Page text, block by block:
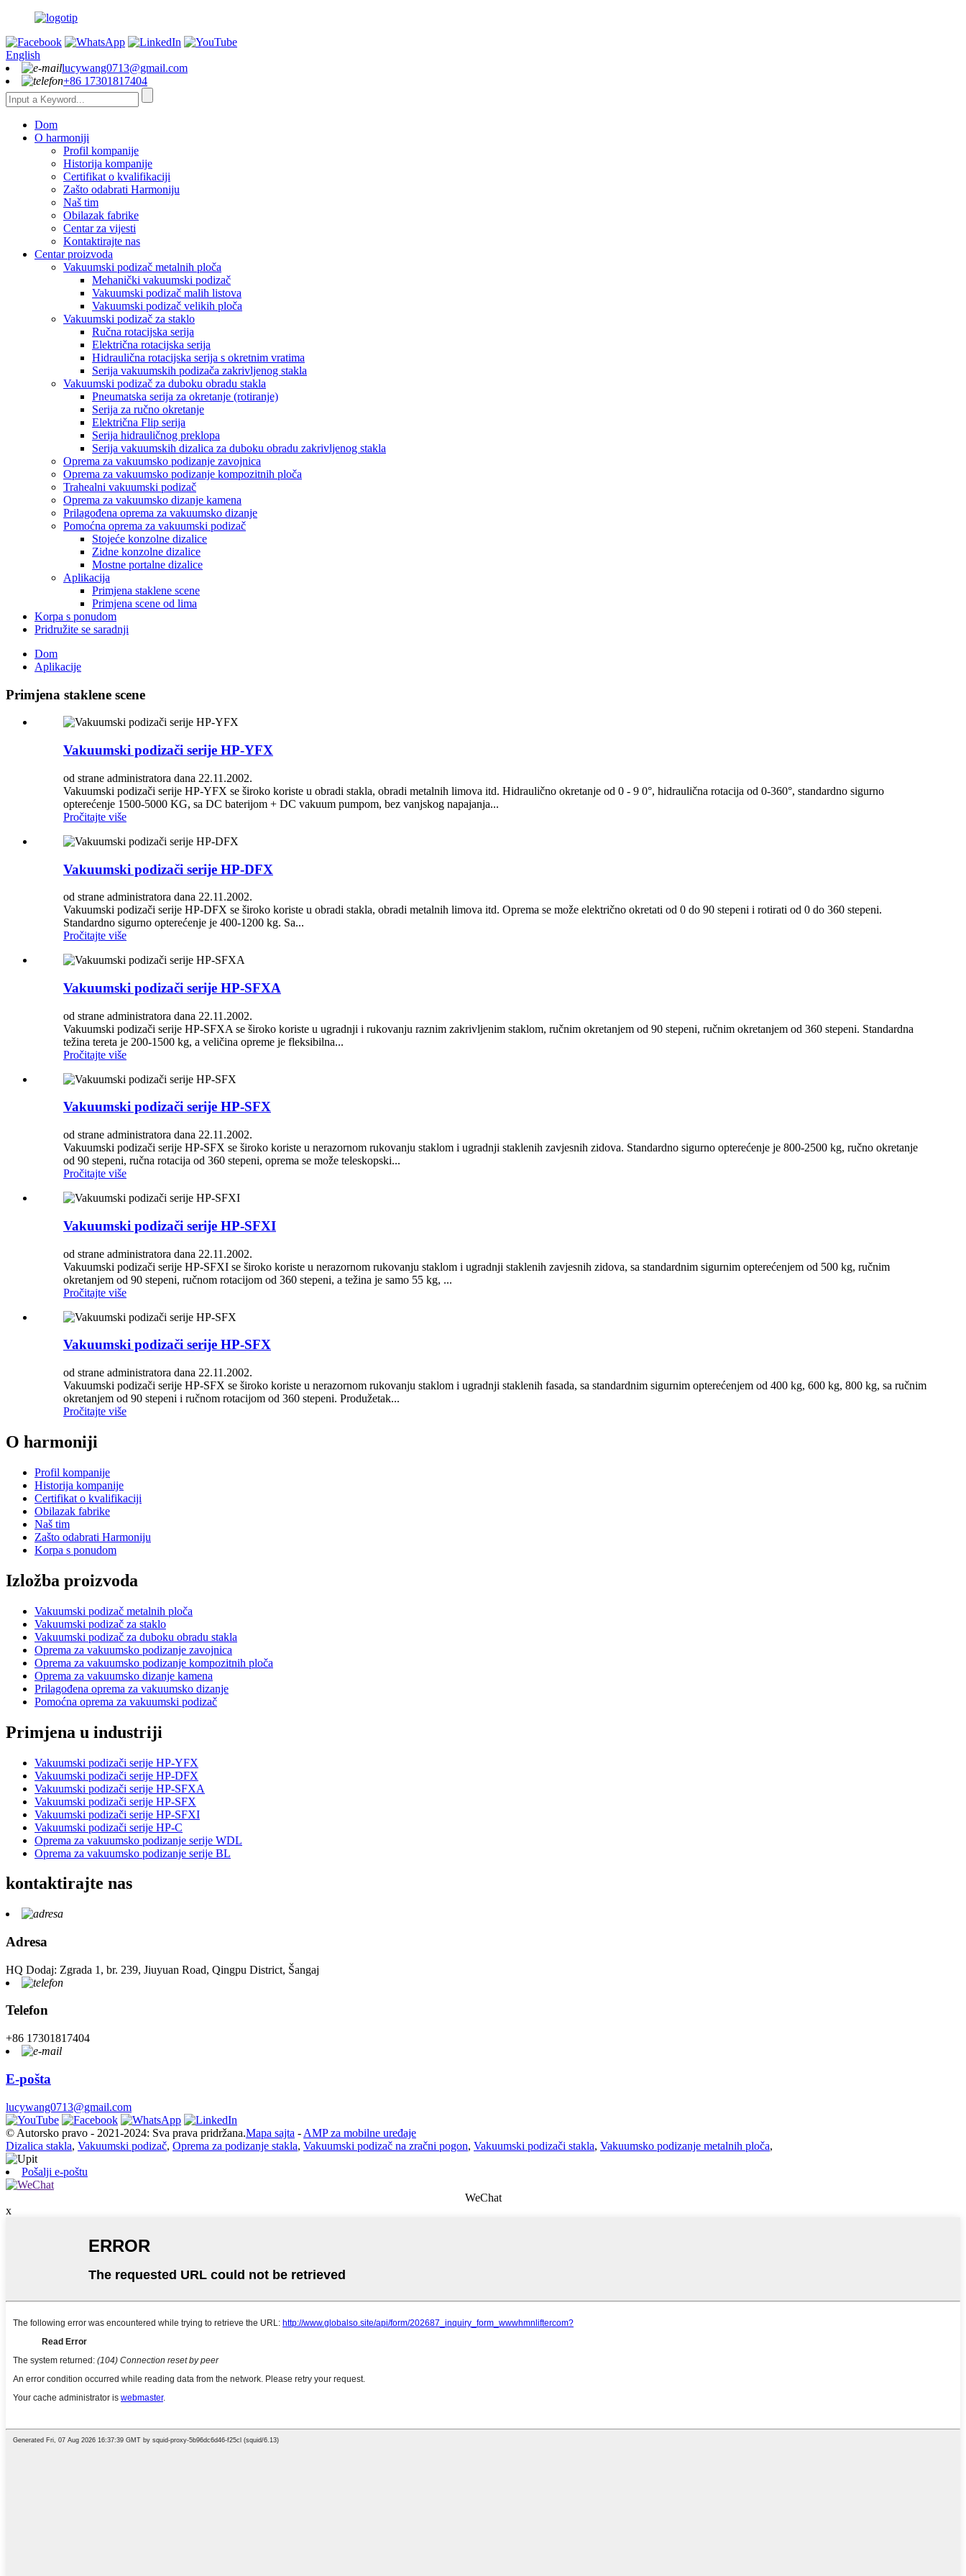
English
lucywang0713@gmail.com
+86 17301817404
Dom
O harmoniji
Profil kompanije
Historija kompanije
Certifikat o kvalifikaciji
Zašto odabrati Harmoniju
Naš tim
Obilazak fabrike
Centar za vijesti
Kontaktirajte nas
Centar proizvoda
Vakuumski podizač metalnih ploča
Mehanički vakuumski podizač
Vakuumski podizač malih listova
Vakuumski podizač velikih ploča
Vakuumski podizač za staklo
Ručna rotacijska serija
Električna rotacijska serija
Hidraulična rotacijska serija s okretnim vratima
Serija vakuumskih podizača zakrivljenog stakla
Vakuumski podizač za duboku obradu stakla
Pneumatska serija za okretanje (rotiranje)
Serija za ručno okretanje
Električna Flip serija
Serija hidrauličnog preklopa
Serija vakuumskih dizalica za duboku obradu zakrivljenog stakla
Oprema za vakuumsko podizanje zavojnica
Oprema za vakuumsko podizanje kompozitnih ploča
Trahealni vakuumski podizač
Oprema za vakuumsko dizanje kamena
Prilagođena oprema za vakuumsko dizanje
Pomoćna oprema za vakuumski podizač
Stojeće konzolne dizalice
Zidne konzolne dizalice
Mostne portalne dizalice
Aplikacija
Primjena staklene scene
Primjena scene od lima
Korpa s ponudom
Pridružite se saradnji
Dom
Aplikacije
Primjena staklene scene
Vakuumski podizači serije HP-YFX
od strane administratora dana 22.11.2002.
Vakuumski podizači serije HP-YFX se široko koriste u obradi stakla, obradi metalnih limova itd. Hidraulično okretanje od 0 - 9 0°, hidraulična rotacija od 0-360°, standardno sigurno
opterećenje 1500-5000 KG, sa DC baterijom + DC vakuum pumpom, bez vanjskog napajanja...
Pročitajte više
Vakuumski podizači serije HP-DFX
od strane administratora dana 22.11.2002.
Vakuumski podizači serije HP-DFX se široko koriste u obradi stakla, obradi metalnih limova itd. Oprema se može električno okretati od 0 do 90 stepeni i rotirati od 0 do 360 stepeni.
Standardno sigurno opterećenje je 400-1200 kg. Sa...
Pročitajte više
Vakuumski podizači serije HP-SFXA
od strane administratora dana 22.11.2002.
Vakuumski podizači serije HP-SFXA se široko koriste u ugradnji i rukovanju raznim zakrivljenim staklom, ručnim okretanjem od 90 stepeni, ručnim okretanjem od 360 stepeni. Standardna
težina tereta je 200-1500 kg, a veličina opreme je fleksibilna...
Pročitajte više
Vakuumski podizači serije HP-SFX
od strane administratora dana 22.11.2002.
Vakuumski podizači serije HP-SFX se široko koriste u nerazornom rukovanju staklom i ugradnji staklenih zavjesnih zidova. Standardno sigurno opterećenje je 800-2500 kg, ručno okretanje
od 90 stepeni, ručna rotacija od 360 stepeni, oprema se može teleskopski...
Pročitajte više
Vakuumski podizači serije HP-SFXI
od strane administratora dana 22.11.2002.
Vakuumski podizači serije HP-SFXI se široko koriste u nerazornom rukovanju staklom i ugradnji staklenih zavjesnih zidova, sa standardnim sigurnim opterećenjem od 500 kg, ručnim
okretanjem od 90 stepeni, ručnom rotacijom od 360 stepeni, a težina je samo 55 kg, ...
Pročitajte više
Vakuumski podizači serije HP-SFX
od strane administratora dana 22.11.2002.
Vakuumski podizači serije HP-SFX se široko koriste u nerazornom rukovanju staklom i ugradnji staklenih fasada, sa standardnim sigurnim opterećenjem od 400 kg, 600 kg, 800 kg, sa ručnim
okretanjem od 90 stepeni i ručnom rotacijom od 360 stepeni. Produžetak...
Pročitajte više
O harmoniji
Profil kompanije
Historija kompanije
Certifikat o kvalifikaciji
Obilazak fabrike
Naš tim
Zašto odabrati Harmoniju
Korpa s ponudom
Izložba proizvoda
Vakuumski podizač metalnih ploča
Vakuumski podizač za staklo
Vakuumski podizač za duboku obradu stakla
Oprema za vakuumsko podizanje zavojnica
Oprema za vakuumsko podizanje kompozitnih ploča
Oprema za vakuumsko dizanje kamena
Prilagođena oprema za vakuumsko dizanje
Pomoćna oprema za vakuumski podizač
Primjena u industriji
Vakuumski podizači serije HP-YFX
Vakuumski podizači serije HP-DFX
Vakuumski podizači serije HP-SFXA
Vakuumski podizači serije HP-SFX
Vakuumski podizači serije HP-SFXI
Vakuumski podizači serije HP-C
Oprema za vakuumsko podizanje serije WDL
Oprema za vakuumsko podizanje serije BL
kontaktirajte nas
Adresa
HQ Dodaj: Zgrada 1, br. 239, Jiuyuan Road, Qingpu District, Šangaj
Telefon
+86 17301817404
E-pošta
lucywang0713@gmail.com
© Autorsko pravo - 2021-2024: Sva prava pridržana.Mapa sajta - AMP za mobilne uređaje
Dizalica stakla, Vakuumski podizač, Oprema za podizanje stakla, Vakuumski podizač na zračni pogon, Vakuumski podizači stakla, Vakuumsko podizanje metalnih ploča,
Pošalji e-poštu
WeChat
x